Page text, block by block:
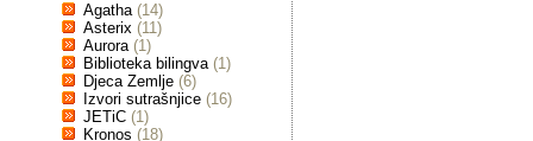
Agatha (14)
Asterix (11)
Aurora (1)
Biblioteka bilingva (1)
Djeca Zemlje (6)
Izvori sutrašnjice (16)
JETiC (1)
Kronos (18)